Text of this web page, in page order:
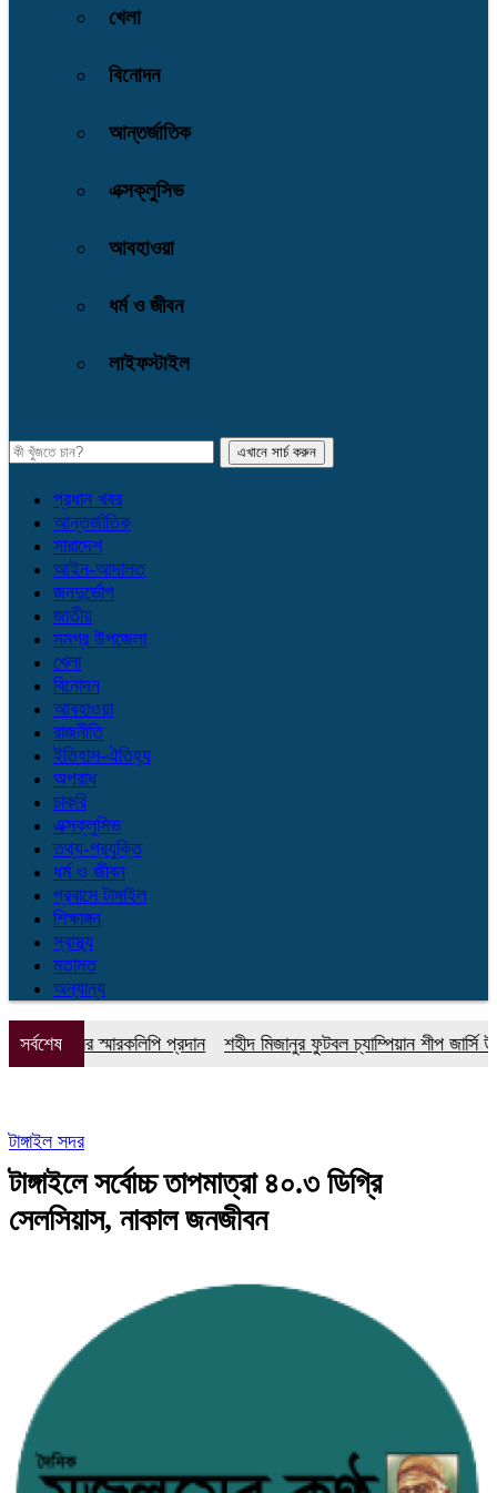
খেলা
বিনোদন
আন্তর্জাতিক
এক্সক্লুসিভ
আবহাওয়া
ধর্ম ও জীবন
লাইফস্টাইল
প্রধান খবর
আন্তর্জাতিক
সারাদেশ
আইন-আদালত
জনদুর্ভোগ
জাতীয়
সমগ্র উপজেলা
খেলা
বিনোদন
আবহাওয়া
রাজনীতি
ইতিহাস-ঐতিহ্য
অপরাধ
চাকরি
এক্সক্লুসিভ
তথ্য-প্রযুক্তি
ধর্ম ও জীবন
প্রবাসে টাঙ্গাইল
শিক্ষাঙ্গন
স্বাস্থ্য
মতামত
অন্যান্য
সর্বশেষ
১১ দলের স্মারকলিপি প্রদান শহীদ মিজানুর ফুটবল চ্যাম্পিয়ান শীপ জার্সি উন্মোচন
টাঙ্গাইল সদর
টাঙ্গাইলে সর্বোচ্চ তাপমাত্রা ৪০.৩ ডিগ্রি
সেলসিয়াস, নাকাল জনজীবন